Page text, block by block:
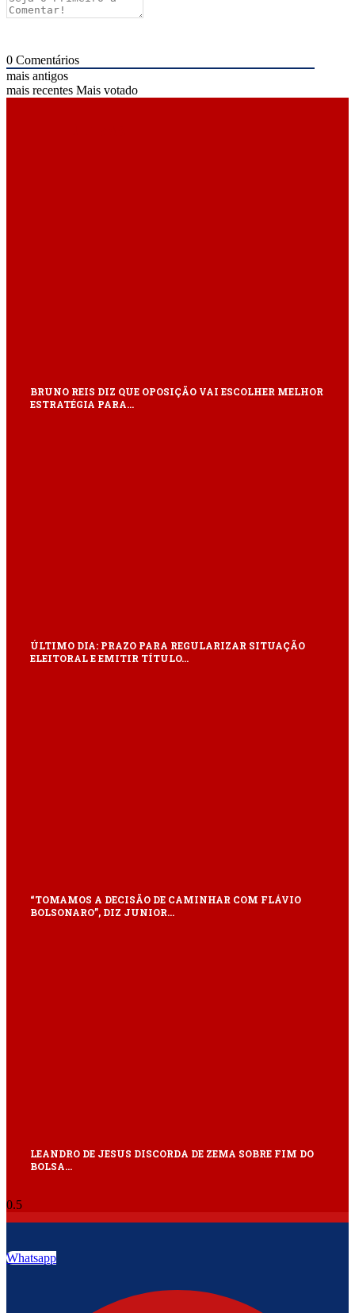
0 Comentários
mais antigos
mais recentes Mais votado
BRUNO REIS DIZ QUE OPOSIÇÃO VAI ESCOLHER MELHOR
ESTRATÉGIA PARA…
ÚLTIMO DIA: PRAZO PARA REGULARIZAR SITUAÇÃO
ELEITORAL E EMITIR TÍTULO…
“TOMAMOS A DECISÃO DE CAMINHAR COM FLÁVIO
BOLSONARO”, DIZ JUNIOR…
LEANDRO DE JESUS DISCORDA DE ZEMA SOBRE FIM DO
BOLSA…
Whatsapp